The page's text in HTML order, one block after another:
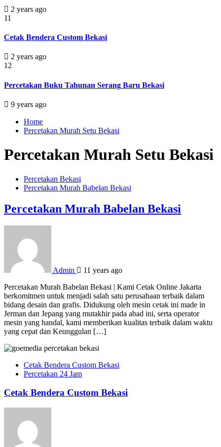
2 years ago
11
Cetak Bendera Custom Bekasi
2 years ago
12
Percetakan Buku Tahunan Serang Baru Bekasi
9 years ago
Home
Percetakan Murah Setu Bekasi
Percetakan Murah Setu Bekasi
Percetakan Bekasi
Percetakan Murah Babelan Bekasi
Percetakan Murah Babelan Bekasi
Admin
11 years ago
Percetakan Murah Babelan Bekasi | Kami Cetak Online Jakarta
berkomitmen untuk menjadi salah satu perusahaan terbaik dalam
bidang desain dan grafis. Didukung oleh mesin cetak ini made in
Jerman dan Jepang yang mutakhir pada abad ini, serta operator
mesin yang handal, kami memberikan kualitas terbaik dalam waktu
yang cepat dan Keunggulan […]
Cetak Bendera Custom Bekasi
Percetakan 24 Jam
Cetak Bendera Custom Bekasi